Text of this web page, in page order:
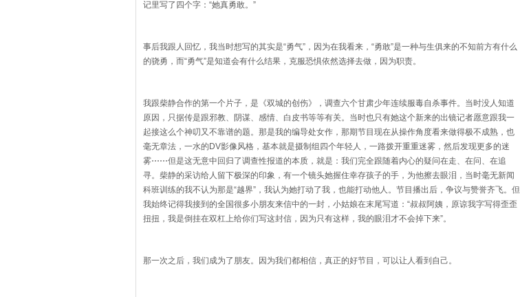
记里写了四个字：“她真勇敢。”
事后我跟人回忆，我当时想写的其实是“勇气”，因为在我看来，“勇敢”是一种与生俱来的不知前方有什么
的骁勇，而“勇气”是知道会有什么结果，克服恐惧依然选择去做，因为职责。
我跟柴静合作的第一个片子，是《双城的创伤》，调查六个甘肃少年连续服毒自杀事件。当时没人知道
原因，只据传是跟邪教、阴谋、感情、白皮书等等有关。当时也只有她这个新来的出镜记者愿意跟我一
起接这么个神叨又不靠谱的题。那是我的编导处女作，那期节目现在从操作角度看来做得极不成熟，也
毫无章法，一水的DV影像风格，基本就是摄制组四个年轻人，一路拨开重重迷雾，然后发现更多的迷
雾⋯⋯但是这无意中回归了调查性报道的本质，就是：我们完全跟随着内心的疑问在走、在问、在追
寻。柴静的采访给人留下极深的印象，有一个镜头她握住幸存孩子的手，为他擦去眼泪，当时毫无新闻
科班训练的我不认为那是“越界”，我认为她打动了我，也能打动他人。节目播出后，争议与赞誉齐飞。但
我始终记得我接到的全国很多小朋友来信中的一封，小姑娘在末尾写道：“叔叔阿姨，原谅我字写得歪歪
扭扭，我是倒挂在双杠上给你们写这封信，因为只有这样，我的眼泪才不会掉下来”。
那一次之后，我们成为了朋友。因为我们都相信，真正的好节目，可以让人看到自己。